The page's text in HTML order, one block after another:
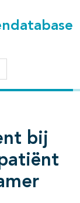
bij